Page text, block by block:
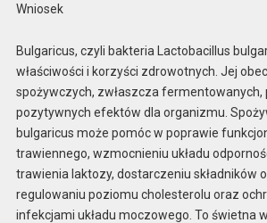
Wniosek
Bulgaricus, czyli bakteria Lactobacillus
właściwości i korzyści zdrowotnych. Jej
spożywczych, zwłaszcza fermentowanych,
pozytywnych efektów dla organizmu.
bulgaricus może pomóc w poprawie
trawiennego, wzmocnieniu układu
trawienia laktozy, dostarczeniu składników
regulowaniu poziomu cholesterolu oraz
infekcjami układu moczowego. To świetna